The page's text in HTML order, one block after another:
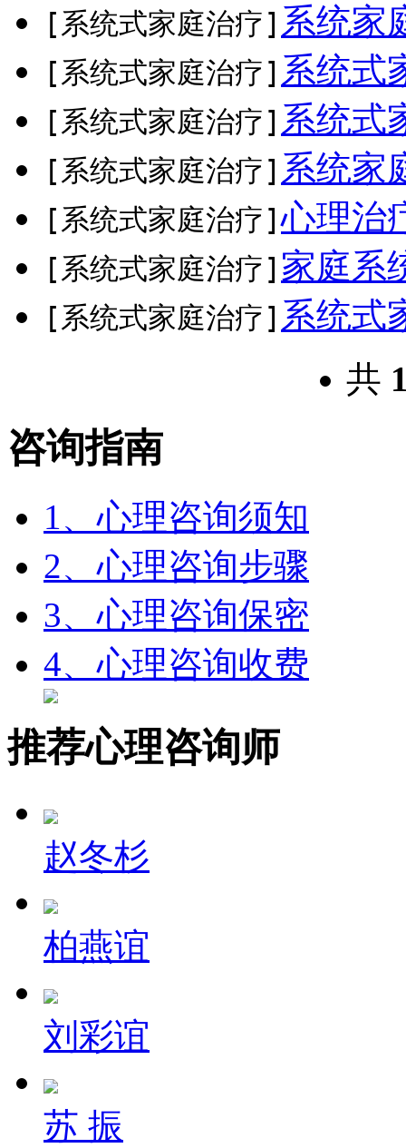
[系统式家庭治疗] 系统家
[系统式家庭治疗] 系统式
[系统式家庭治疗] 系统式
[系统式家庭治疗] 系统家
[系统式家庭治疗]心理治
[系统式家庭治疗] 家庭系
[系统式家庭治疗] 系统式
共
咨询指南
1、心理咨询须知
2、心理咨询步骤
3、心理咨询保密
4、心理咨询收费
推荐心理咨询师
赵冬杉
柏燕谊
刘彩谊
苏 振